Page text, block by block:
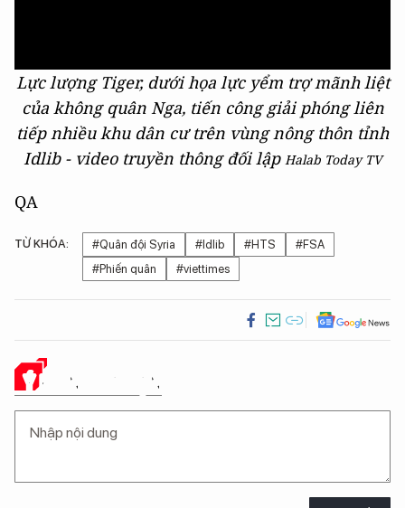
Lực lượng Tiger, dưới họa lực yểm trợ mãnh liệt
của không quân Nga, tiến công giải phóng liên
tiếp nhiều khu dân cư trên vùng nông thôn tỉnh
Idlib - video truyền thông đối lập Halab Today TV
QA
TỪ KHÓA: #Quân đội Syria #Idlib #HTS
#FSA
#Phiến quân
#viettimes
Ý KIẾN CỦA BẠN